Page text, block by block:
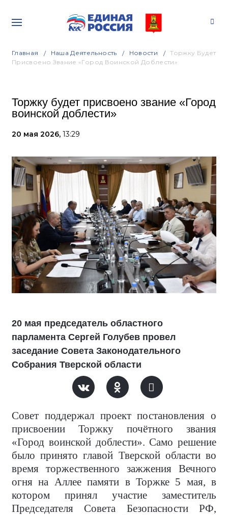
Главная Наша Деятельность Новости
Торжку Будет
Присвоено Звание «Город Воинской Доблести»
Торжку будет присвоено звание «Город
воинской доблести»
20 мая 2026, 13:29
20 мая председатель областного
парламента Сергей Голубев провел
заседание Совета Законодательного
Собрания Тверской области
Совет поддержал проект постановления о
присвоении Торжку почётного звания
«Город воинской доблести». Само решение
было принято главой Тверской области во
время торжественного зажжения Вечного
огня на Аллее памяти в Торжке 5 мая, в
котором принял участие заместитель
Председателя Совета Безопасности РФ,